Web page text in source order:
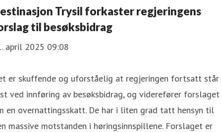
Trysil forkaster regjeringens
til besøksbidrag
april 2025 09:08
er skuffende og uforståelig at regjeringen fortsatt står
ved innføring av besøksbidrag, og viderefører forslaget
en overnattingsskatt. De har i liten grad tatt hensyn til
massive motstanden i høringsinnspillene. Forslaget er